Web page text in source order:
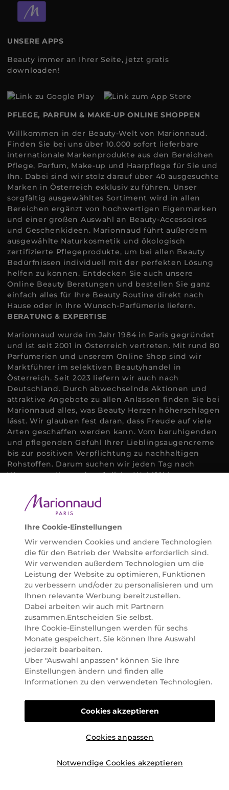
UNSERE APPS
Beauty immer an Ihrer Seite, jetzt gratis
downloaden!
PFLEGE, PARFUM & MAKE-UP ONLINE SHOPPEN
Willkommen in der Beauty-Welt von Marionnaud.
Finden Sie bei uns über 10.000 sofort lieferbare
internationale Markenprodukte aus den Bereichen
Pflege, Parfum, Make-up und Haarpflege für Sie und
Ihn. Dabei sind wir stolz darauf über 40 ausgesuchte
Marken in Österreich exklusiv zu führen. Unser
sorgfältig ausgewähltes Sortiment wird in allen
Bereichen ergänzt von hochwertigen Eigenmarken
und einer großen Auswahl an Beauty-Accessoires
und Geschenkideen. Marionnaud führt außerdem
ausgewählte Naturkosmetik und ökologisch
zertifizierte Pflegeprodukte, um bei allen Beauty
Bedürfnissen individuell mit der perfekten Lösung
helfen zu können. Entdecken Sie auch unsere
Online Beauty Beratungen und bestellen Sie ganz
einfach alles für Ihre Beauty Routine direkt nach
Hause oder in Ihre Wunsch-Parfümerie liefern.
BERATUNG & EXPERTISE
Marionnaud wurde im Jahr 1984 in Paris gegründet
und ist seit 2001 in Österreich vertreten. Mit rund 80
Parfümerien und unserem Online Shop sind wir
Marktführer im selektiven Beautyhandel in
Österreich. Seit 2023 liefern wir auch nach
Deutschland. Durch abwechselnde Aktionen und
attraktive Angebote zu allen Anlässen finden Sie bei
Marionnaud alles, was Beauty Herzen höherschlagen
lässt. Wir glauben fest daran, dass Freude auf viele
Arten geschaffen werden kann. Vom beruhigenden
und pflegenden Gefühl Ihrer Lieblingsaugencreme
bis zur positiven Verpflichtung zu nachhaltigen
Rohstoffen. Darum suchen wir jeden Tag nach
Wegen, um Ihnen das tägliche Wohlfühlen zu
können online und offline zu beraten und bei Ihren
Fragen zu unterstützen.
©2026 Marionnaud
Sitemap
Ihre Cookie-Einstellungen
Wir verwenden Cookies und andere Technologien
die für den Betrieb der Website erforderlich sind.
Wir verwenden außerdem Technologien um die
Leistung der Website zu optimieren, Funktionen
zu verbessern und/oder zu personalisieren und um
Ihnen relevante Werbung bereitzustellen.
Dabei arbeiten wir auch mit Partnern
zusammen.Entscheiden Sie selbst.
Ihre Cookie-Einstellungen werden für sechs
Monate gespeichert. Sie können Ihre Auswahl
jederzeit bearbeiten.
Über "Auswahl anpassen" können Sie Ihre
Einstellungen ändern und finden alle
Informationen zu den verwendeten Technologien.
Cookies anpassen
Notwendige Cookies akzeptieren
Cookies akzeptieren